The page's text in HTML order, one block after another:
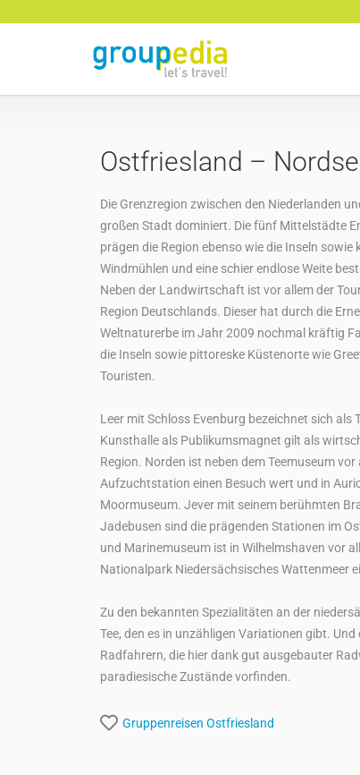
Ostfriesland –
Die Grenzregion zwischen den Niederlanden
großen Stadt dominiert. Die fünf Mittelstädte
prägen die Region ebenso wie die Inseln sowie
Windmühlen und eine schier endlose Weite
Neben der Landwirtschaft ist vor allem der
Region Deutschlands. Dieser hat durch die
Weltnaturerbe im Jahr 2009 nochmal kräftig
die Inseln sowie pittoreske Küstenorte wie
Touristen.
Leer mit Schloss Evenburg bezeichnet sich als
Kunsthalle als Publikumsmagnet gilt als
Region. Norden ist neben dem Teemuseum
Aufzuchtstation einen Besuch wert und in
Moormuseum. Jever mit seinem berühmten
Jadebusen sind die prägenden Stationen im
und Marinemuseum ist in Wilhelmshaven vor
Nationalpark Niedersächsisches Wattenmeer
Zu den bekannten Spezialitäten an der
Tee, den es in unzähligen Variationen gibt.
Radfahrern, die hier dank gut ausgebauter
paradiesische Zustände vorfinden.
Gruppenreisen Ostfriesland